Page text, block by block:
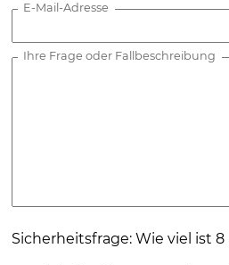
E-Mail-Adresse
Ihre Frage oder Fallbeschreibung
Sicherheitsfrage: Wie viel ist 8